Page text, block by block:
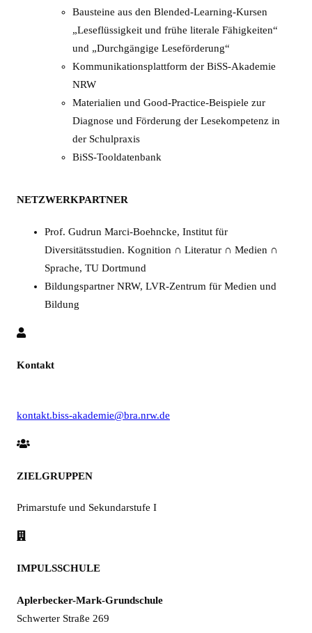
Bausteine aus den Blended-Learning-Kursen
„Leseflüssigkeit und frühe literale Fähigkeiten“
und „Durchgängige Leseförderung“
Kommunikationsplattform der BiSS-Akademie
NRW
Materialien und Good-Practice-Beispiele zur
Diagnose und Förderung der Lesekompetenz in
der Schulpraxis
BiSS-Tooldatenbank
NETZWERKPARTNER
Prof. Gudrun Marci-Boehncke, Institut für
Diversitätsstudien. Kognition ∩ Literatur ∩ Medien ∩
Sprache, TU Dortmund
Bildungspartner NRW, LVR-Zentrum für Medien und
Bildung
Kontakt
kontakt.biss-akademie@bra.nrw.de
ZIELGRUPPEN
Primarstufe und Sekundarstufe I
IMPULSSCHULE
Aplerbecker-Mark-Grundschule
Schwerter Straße 269